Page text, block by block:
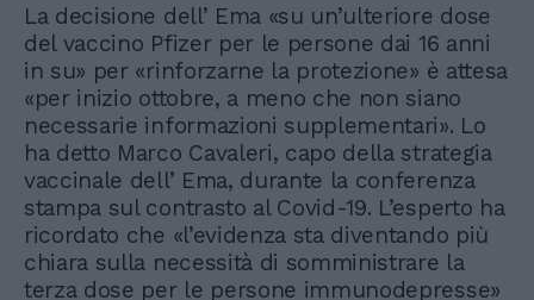
La decisione dell’ Ema «su un’ulteriore dose
del vaccino Pfizer per le persone dai 16 anni
in su» per «rinforzarne la protezione» è attesa
«per inizio ottobre, a meno che non siano
necessarie informazioni supplementari». Lo
ha detto Marco Cavaleri, capo della strategia
vaccinale dell’ Ema, durante la conferenza
stampa sul contrasto al Covid-19. L’esperto ha
ricordato che «l’evidenza sta diventando più
chiara sulla necessità di somministrare la
terza dose per le persone immunodepresse»